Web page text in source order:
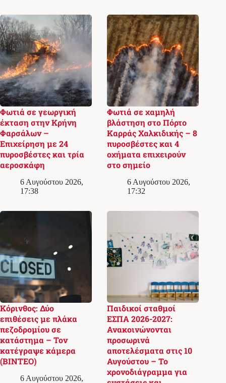
Φωτιά σε γεωργική
έκταση στην Κρήνη
Φαρσάλων –
Επιχείρηση με 24
πυροσβέστες και τρία
αεροσκάφη
6 Αυγούστου 2026,
17:38
Φωτιά σε χαμηλή
βλάστηση στο Πόρτο
Καρράς Χαλκιδικής – 8
πυροσβέστες και 4
οχήματα επιχειρούν
στο σημείο
6 Αυγούστου 2026,
17:32
Κόρινθος: Δύο
επιθέσεις με πλάκα
πεζοδρομίου σε
κατάστημα – Τον
κατέγραψε κάμερα
(ΒΙΝΤΕΟ)
6 Αυγούστου 2026,
Παιδικοί σταθμοί
ΕΣΠΑ 2026-2027:
Ανακοινώνονται
προσωρινά
αποτελέσματα στις 10
Αυγούστου – Το
χρονοδιάγραμμα για